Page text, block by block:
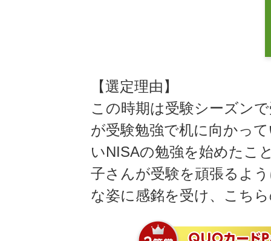
【選定理由】
この時期は受験シーズン
が受験勉強で机に向かっ
いNISAの勉強を始めたこ
子さんが受験を頑張るよ
な姿に感銘を受け、こち